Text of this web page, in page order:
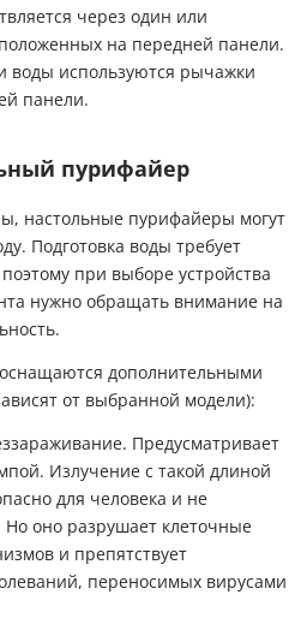
через один или
на передней панели.
воды используются рычажки
панели.
пурифайер
настольные пурифайеры могут
Подготовка воды требует
при выборе устройства
нужно обращать внимание на
дополнительными
от выбранной модели):
Предусматривает
Излучение с такой длиной
для человека и не
Но оно разрушает клеточные
и препятствует
переносимых вирусами